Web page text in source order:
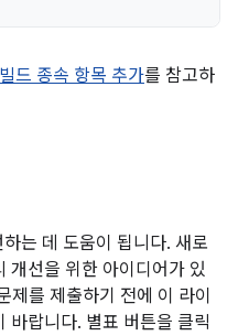
빌드 종속 항목 추가를 참고하
는 데 도움이 됩니다. 새로
개선을 위한 아이디어가 있
를 제출하기 전에 이 라이
바랍니다. 별표 버튼을 클릭